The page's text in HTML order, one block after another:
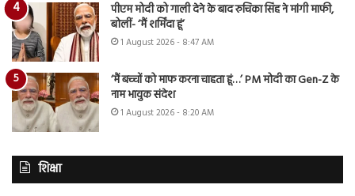
पीएम मोदी को गाली देने के बाद रुचिका सिंह ने मांगी माफी,
बोलीं- ‘मैं शर्मिंदा हूं’
1 August 2026 - 8:47 AM
‘मैं बच्चों को माफ करना चाहता हूं…’ PM मोदी का Gen-Z के
नाम भावुक संदेश
1 August 2026 - 8:20 AM
शिक्षा